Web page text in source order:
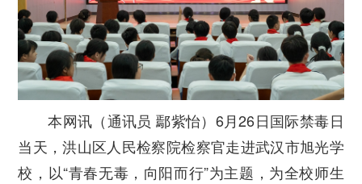
本网讯（通讯员 鄢紫怡）6月26日国际禁毒日
当天，洪山区人民检察院检察官走进武汉市旭光学
校，以“青春无毒，向阳而行”为主题，为全校师生